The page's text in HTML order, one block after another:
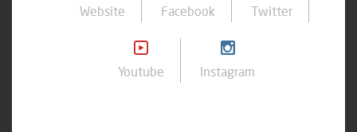
Website Facebook Twitter
Youtube Instagram